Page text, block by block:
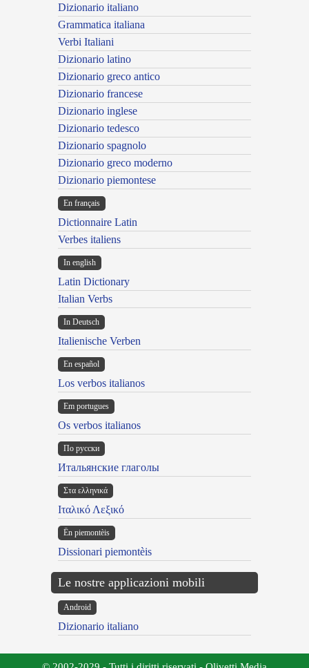
Dizionario italiano
Grammatica italiana
Verbi Italiani
Dizionario latino
Dizionario greco antico
Dizionario francese
Dizionario inglese
Dizionario tedesco
Dizionario spagnolo
Dizionario greco moderno
Dizionario piemontese
En français
Dictionnaire Latin
Verbes italiens
In english
Latin Dictionary
Italian Verbs
In Deutsch
Italienische Verben
En español
Los verbos italianos
Em portugues
Os verbos italianos
По русски
Итальянские глаголы
Στα ελληνικά
Ιταλικό Λεξικό
Ën piemontèis
Dissionari piemontèis
Le nostre applicazioni mobili
Android
Dizionario italiano